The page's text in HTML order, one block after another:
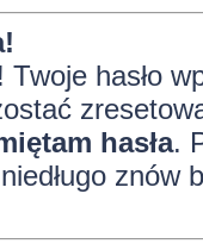
hasło
hasła.
znów